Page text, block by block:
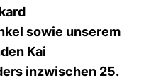
sowie unserem
Kai
inzwischen 25.